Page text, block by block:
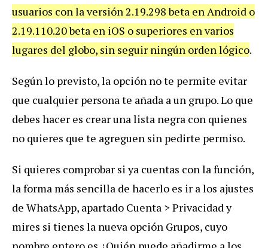
usuarios con la versión 2.19.298 beta en Android o
2.19.110.20 beta en iOS o superiores en varios
lugares del globo, sin seguir ningún orden lógico.
Según lo previsto, la opción no te permite evitar
que cualquier persona te añada a un grupo. Lo que
debes hacer es crear una lista negra con quienes
no quieres que te agreguen sin pedirte permiso.
Si quieres comprobar si ya cuentas con la función,
la forma más sencilla de hacerlo es ir a los ajustes
de WhatsApp, apartado Cuenta > Privacidad y
mires si tienes la nueva opción Grupos, cuyo